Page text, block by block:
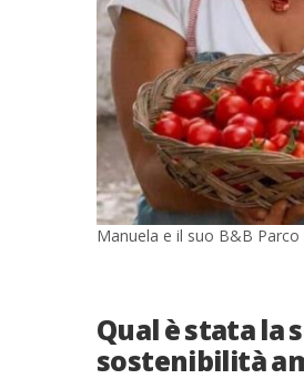
Manuela e il suo B&B
Qual è stata la
sostenibilità